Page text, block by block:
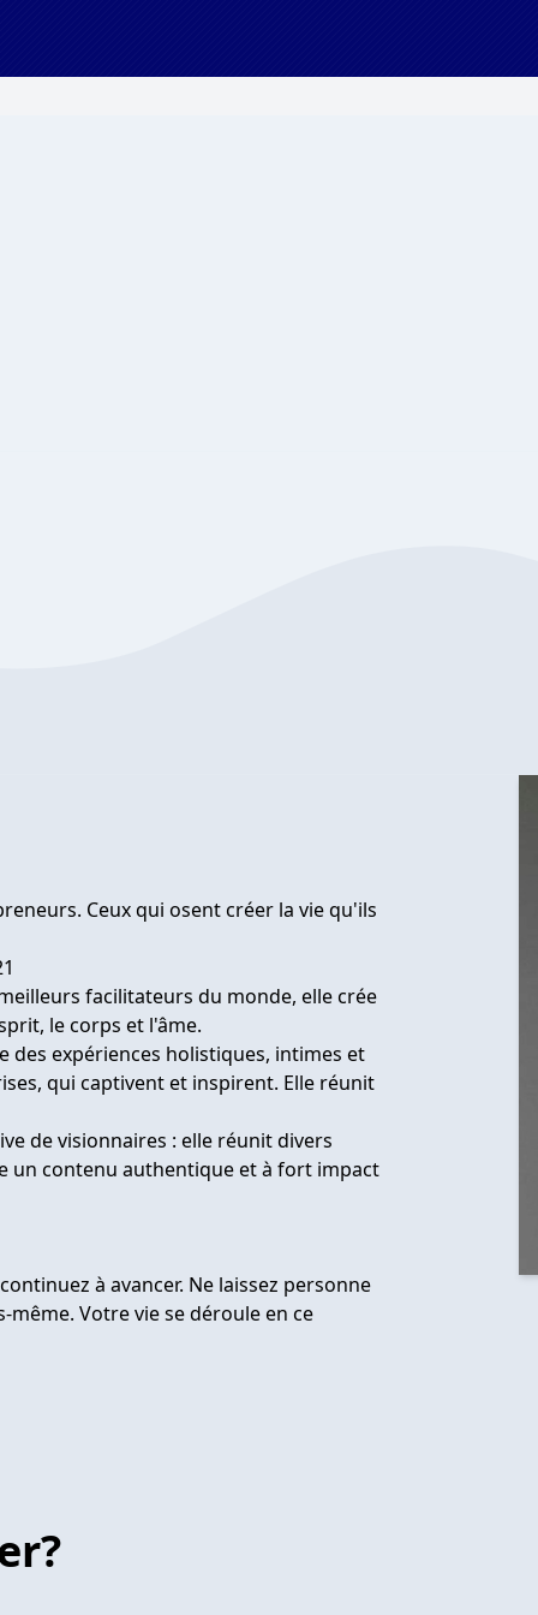
Ceux qui osent créer la vie qu'ils
facilitateurs du monde, elle crée
le corps et l'âme.
des expériences holistiques, intimes et
qui captivent et inspirent. Elle réunit
de visionnaires : elle réunit divers
un contenu authentique et à fort impact
à avancer. Ne laissez personne
Votre vie se déroule en ce